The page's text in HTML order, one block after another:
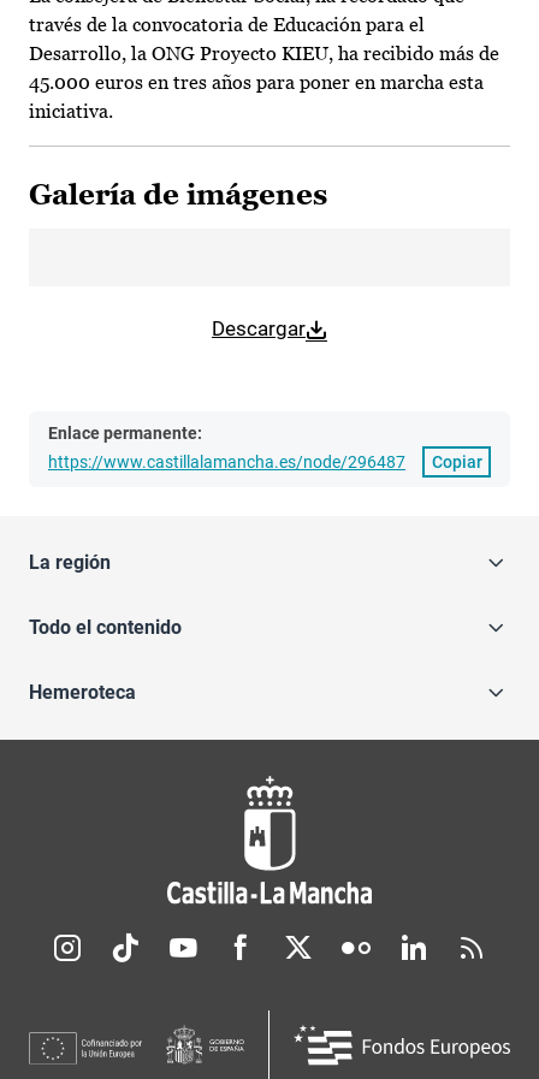
través de la convocatoria de Educación para el
Desarrollo, la ONG Proyecto KIEU, ha recibido más de
45.000 euros en tres años para poner en marcha esta
iniciativa.
Galería de imágenes
Descargar
Enlace permanente:
https://www.castillalamancha.es/node/296487
Copiar
La región
Todo el contenido
Hemeroteca
Redes sociales JCCM